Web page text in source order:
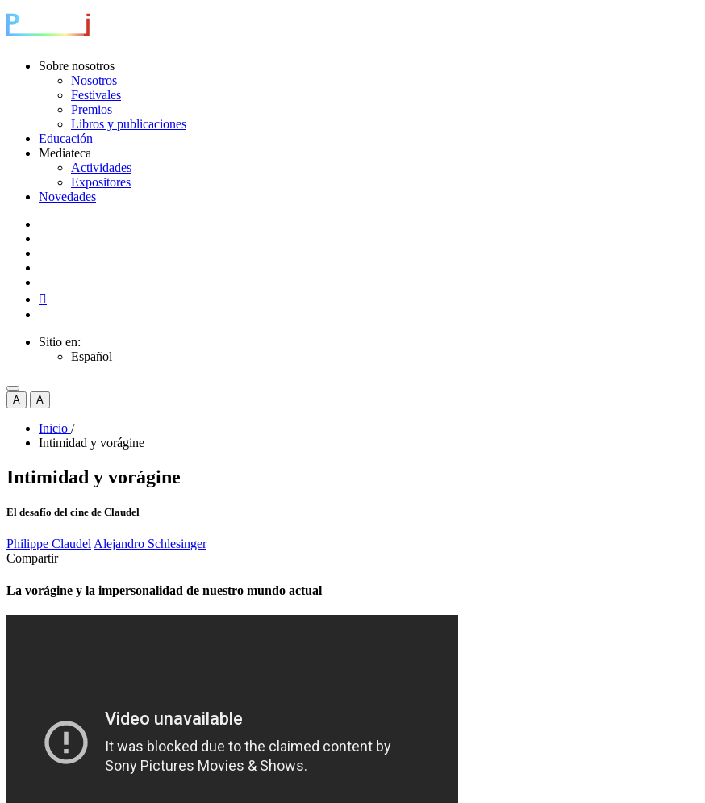
Sobre nosotros
Nosotros
Festivales
Premios
Libros y publicaciones
Educación
Mediateca
Actividades
Expositores
Novedades
Sitio en:
Español
A A
Inicio /
Intimidad y vorágine
Intimidad y vorágine
El desafío del cine de Claudel
Philippe Claudel Alejandro Schlesinger
Compartir
La vorágine y la impersonalidad de nuestro mundo actual